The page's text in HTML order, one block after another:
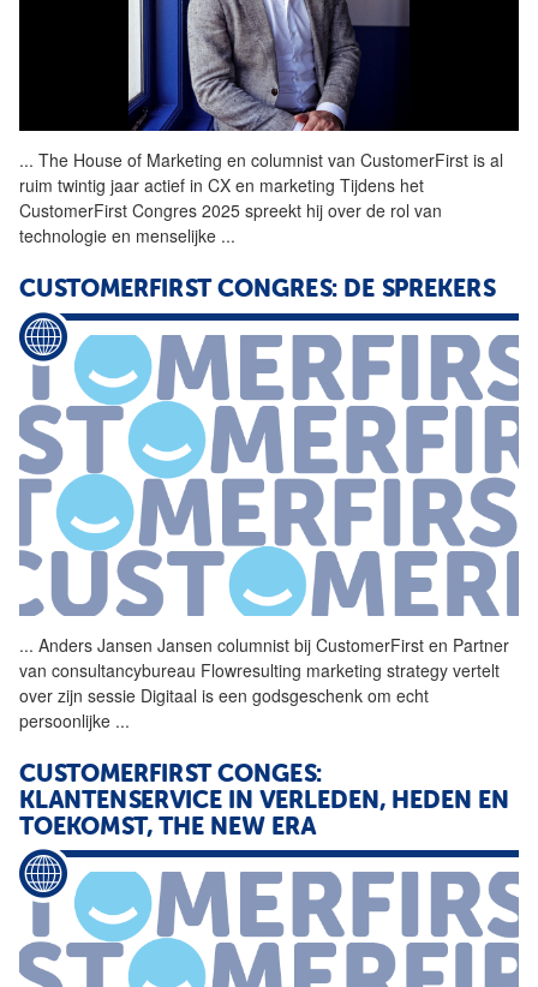
... The House of Marketing en columnist van CustomerFirst is al
ruim twintig jaar actief in CX en marketing Tijdens het
CustomerFirst Congres 2025 spreekt hij over de rol van
technologie en menselijke ...
CUSTOMERFIRST CONGRES: DE SPREKERS
... Anders Jansen Jansen columnist bij CustomerFirst en Partner
van consultancybureau Flowresulting marketing strategy vertelt
over zijn sessie Digitaal is een godsgeschenk om echt
persoonlijke ...
CUSTOMERFIRSTCONGES:
KLANTENSERVICE IN VERLEDEN, HEDEN EN
TOEKOMST, THE NEW ERA